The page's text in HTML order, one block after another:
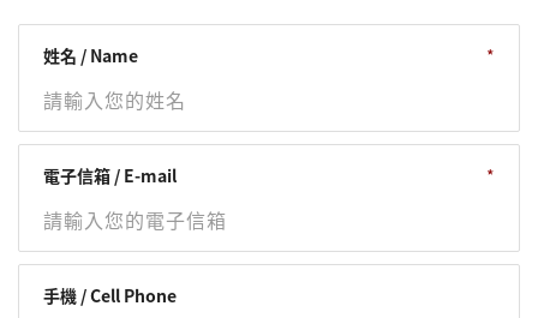
姓名 / Name
電子信箱 / E-mail
手機 / Cell Phone